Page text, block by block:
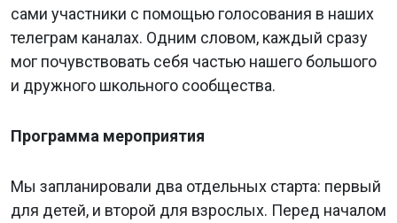
сами участники с помощью голосования в наших
телеграм каналах. Одним словом, каждый сразу
мог почувствовать себя частью нашего большого
и дружного школьного сообщества.
Программа мероприятия
Мы запланировали два отдельных старта: первый
для детей, и второй для взрослых. Перед началом